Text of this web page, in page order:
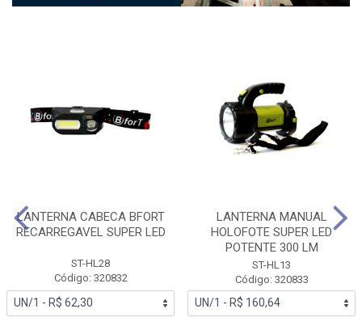
LANTERNA CABECA BFORT
RECARREGAVEL SUPER LED
ST-HL28
Código: 320832
LANTERNA MANUAL
HOLOFOTE SUPER LED
POTENTE 300 LM
ST-HL13
Código: 320833